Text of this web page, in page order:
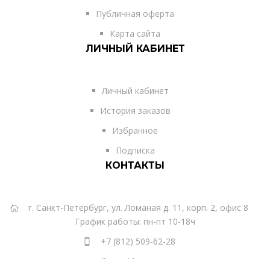
Публичная оферта
Карта сайта
ЛИЧНЫЙ КАБИНЕТ
Личный кабинет
История заказов
Избранное
Подписка
КОНТАКТЫ
г. Санкт-Петербург, ул. Ломаная д. 11, корп. 2, офис 8
График работы: пн-пт 10-18ч
+7 (812) 509-62-28